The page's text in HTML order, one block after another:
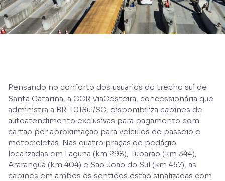
Pensando no conforto dos usuários do trecho sul de
Santa Catarina, a CCR ViaCosteira, concessionária que
administra a BR-101Sul/SC, disponibiliza cabines de
autoatendimento exclusivas para pagamento com
cartão por aproximação para veículos de passeio e
motocicletas. Nas quatro praças de pedágio
localizadas em Laguna (km 298), Tubarão (km 344),
Araranguá (km 404) e São João do Sul (km 457), as
cabines em ambos os sentidos estão sinalizadas com